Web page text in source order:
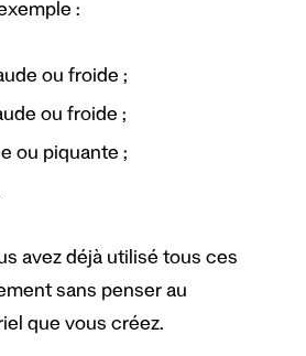
:
ou froide ;
ou froide ;
ou piquante ;
avez déjà utilisé tous ces
sans penser au
que vous créez.